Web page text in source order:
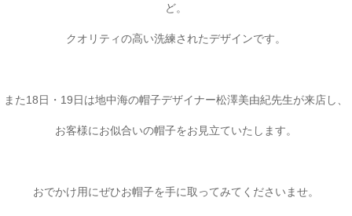
ど。
クオリティの高い洗練されたデザインです。
また18日・19日は地中海の帽子デザイナー松澤美由紀先生が来店し、
お客様にお似合いの帽子をお見立ていたします。
おでかけ用にぜひお帽子を手に取ってみてくださいませ。